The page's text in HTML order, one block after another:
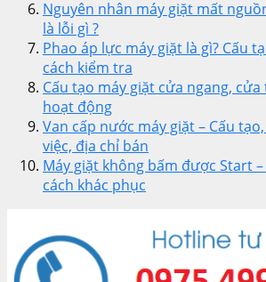
Nguyên nhân máy giặt mất
là lỗi gì ?
Phao áp lực máy giặt là gì? Cấu
cách kiểm tra
Cấu tạo máy giặt cửa ngang,
hoạt động
Van cấp nước máy giặt – Cấu
việc, địa chỉ bán
Máy giặt không bấm được Start
cách khác phục